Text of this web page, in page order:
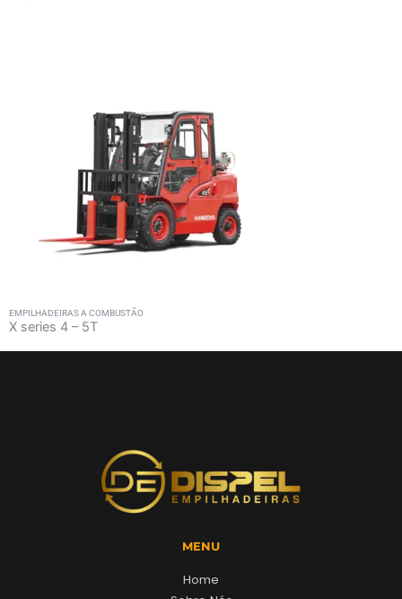
EMPILHADEIRAS A COMBUSTÃO
X series 4 – 5T
MENU
Home